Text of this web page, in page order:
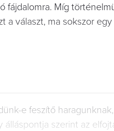
fájdalomra. Míg
a választ, ma sokszor egy
e feszítő
szerint az